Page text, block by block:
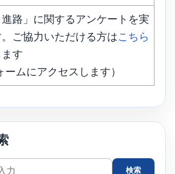
進路」に関するアンケートを実
ご協力いただける方はこちら
す
ームにアクセスします）
検索